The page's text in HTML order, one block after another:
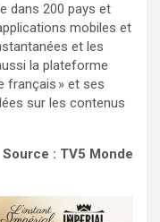
dans 200 pays et
mobiles et
et les
la plateforme
français » et ses
sur les contenus
Source : TV5 Monde